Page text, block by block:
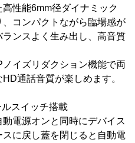
性能6mm径ダイナミック
コンパクトながら臨場感が
ンスよく生み出し、高音質
イズリダクション機能で両
通話音質が楽しめます。
スイッチ搭載
電源オンと同時にデバイス
に戻し蓋を閉じると自動電